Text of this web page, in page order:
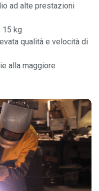
ad alte prestazioni
15 kg
qualità e velocità di
alla maggiore